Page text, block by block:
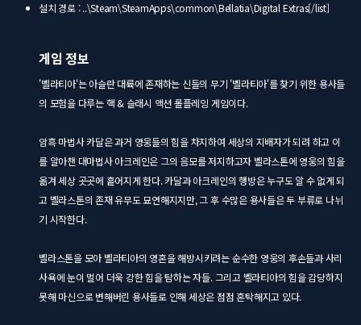
설치 경로 : ..\Steam\SteamApps\common\Bellatia\Digital Extras[/list]
게임 정보
'벨라티아'는 아슬란 대륙에 존재하는 신들의 무기 '벨라티아'를 찾기 위한 용사들
의 모험을 다루는 핵 & 슬래시 액션 롤플레잉 게임이다.
암흑 마법사 카달은 과거 영웅들의 힘을 차지하여 세상의 지배자가 되려 하고 이
를 알아챈 대마법사 아크레인은 그의 음모를 저지하고자 벨라스톤에 영웅의 힘을
옮겨 세상 곳곳에 흩어지게 한다. 카달과 아크레인의 행방은 누구도 알 수 없게 되
고 벨라스톤의 존재 유무도 묘연해지지만, 그 후 수많은 용사들은 두 부류로 나뉘
기 시작한다.
벨라스톤을 모아 벨라티아의 영혼을 해방시키려는 순수한 영웅의 후손들과 사리
사욕에 눈이 멀어 더욱 강한 힘을 탐하는 자들. 그리고 벨라티아의 힘을 감당하지
못해 마신으로 변해버린 용사들로 인해 세상은 점점 혼탁해지고 있다.